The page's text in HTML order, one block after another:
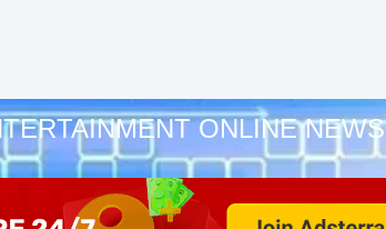
ONLINE NEWS